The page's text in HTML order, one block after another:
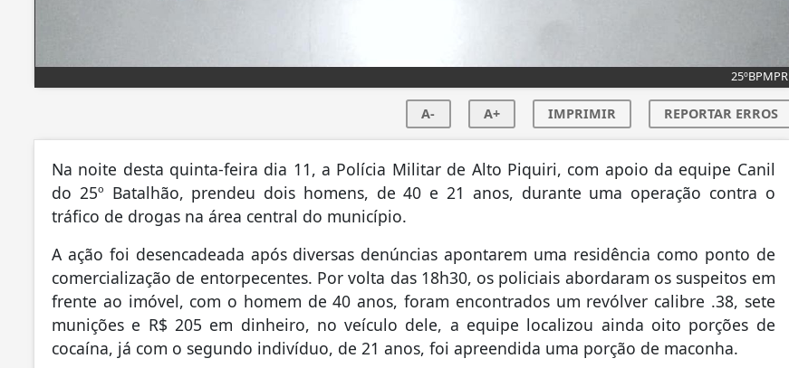
25ºBPMPR
A- A+ IMPRIMIR REPORTAR ERROS
Na noite desta quinta-feira dia 11, a Polícia Militar de Alto Piquiri, com apoio da equipe Canil
do 25º Batalhão, prendeu dois homens, de 40 e 21 anos, durante uma operação contra o
tráfico de drogas na área central do município.
A ação foi desencadeada após diversas denúncias apontarem uma residência como ponto de
comercialização de entorpecentes. Por volta das 18h30, os policiais abordaram os suspeitos em
frente ao imóvel, com o homem de 40 anos, foram encontrados um revólver calibre .38, sete
munições e R$ 205 em dinheiro, no veículo dele, a equipe localizou ainda oito porções de
cocaína, já com o segundo indivíduo, de 21 anos, foi apreendida uma porção de maconha.